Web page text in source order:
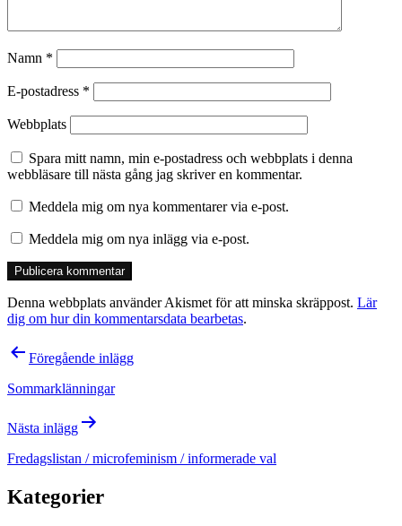
Namn *
E-postadress *
Webbplats
Spara mitt namn, min e-postadress och webbplats i denna
webbläsare till nästa gång jag skriver en kommentar.
Meddela mig om nya kommentarer via e-post.
Meddela mig om nya inlägg via e-post.
Denna webbplats använder Akismet för att minska skräppost. Lär
dig om hur din kommentarsdata bearbetas.
Inläggsnavigering
Föregående inlägg
Sommarklänningar
Nästa inlägg
Fredagslistan / microfeminism / informerade val
Kategorier